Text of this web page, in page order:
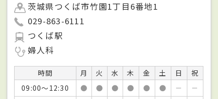
茨城県つくば市竹園1丁目6番地1
029-863-6111
つくば駅
婦人科
時間 月 火 水 木 金 土 日
祝
09:00～12:30
● ● ● ● ● ● －
－